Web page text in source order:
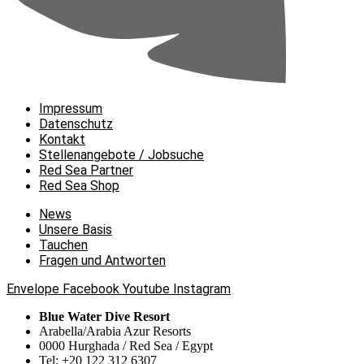
Impressum
Datenschutz
Kontakt
Stellenangebote / Jobsuche
Red Sea Partner
Red Sea Shop
News
Unsere Basis
Tauchen
Fragen und Antworten
Envelope Facebook Youtube Instagram
Blue Water Dive Resort
Arabella/Arabia Azur Resorts
0000 Hurghada / Red Sea / Egypt
Tel: +20 122 312 6307